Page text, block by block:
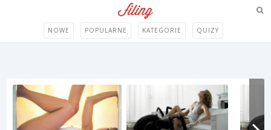
NOWE POPULARNE KATEGORIE QUIZY